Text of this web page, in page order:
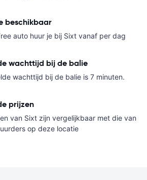
beschikbaar
auto huur je bij Sixt vanaf per dag
wachttijd bij de balie
wachttijd bij de balie is 7 minuten.
prijzen
van Sixt zijn vergelijkbaar met die van
op deze locatie